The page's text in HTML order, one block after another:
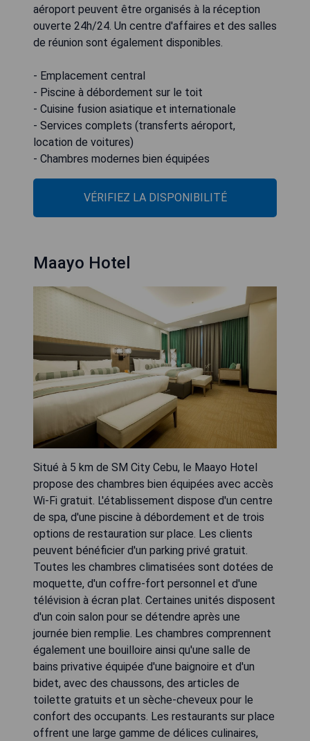
aéroport peuvent être organisés à la réception
ouverte 24h/24. Un centre d'affaires et des salles
de réunion sont également disponibles.
- Emplacement central
- Piscine à débordement sur le toit
- Cuisine fusion asiatique et internationale
- Services complets (transferts aéroport,
location de voitures)
- Chambres modernes bien équipées
VÉRIFIEZ LA DISPONIBILITÉ
Maayo Hotel
Situé à 5 km de SM City Cebu, le Maayo Hotel
propose des chambres bien équipées avec accès
Wi-Fi gratuit. L'établissement dispose d'un centre
de spa, d'une piscine à débordement et de trois
options de restauration sur place. Les clients
peuvent bénéficier d'un parking privé gratuit.
Toutes les chambres climatisées sont dotées de
moquette, d'un coffre-fort personnel et d'une
télévision à écran plat. Certaines unités disposent
d'un coin salon pour se détendre après une
journée bien remplie. Les chambres comprennent
également une bouilloire ainsi qu'une salle de
bains privative équipée d'une baignoire et d'un
bidet, avec des chaussons, des articles de
toilette gratuits et un sèche-cheveux pour le
confort des occupants. Les restaurants sur place
offrent une large gamme de délices culinaires,